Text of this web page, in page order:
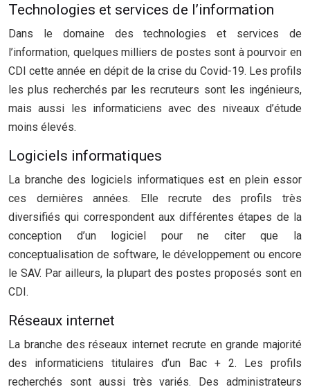
Technologies et services de l’information
Dans le domaine des technologies et services de
l’information, quelques milliers de postes sont à pourvoir en
CDI cette année en dépit de la crise du Covid-19. Les profils
les plus recherchés par les recruteurs sont les ingénieurs,
mais aussi les informaticiens avec des niveaux d’étude
moins élevés.
Logiciels informatiques
La branche des logiciels informatiques est en plein essor
ces dernières années. Elle recrute des profils très
diversifiés qui correspondent aux différentes étapes de la
conception d’un logiciel pour ne citer que la
conceptualisation de software, le développement ou encore
le SAV. Par ailleurs, la plupart des postes proposés sont en
CDI.
Réseaux internet
La branche des réseaux internet recrute en grande majorité
des informaticiens titulaires d’un Bac + 2. Les profils
recherchés sont aussi très variés. Des administrateurs